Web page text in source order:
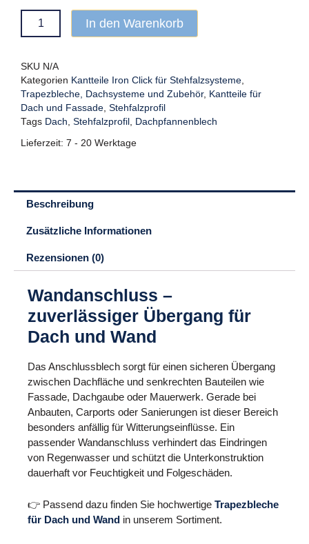
In den Warenkorb
SKU N/A
Kategorien Kantteile Iron Click für Stehfalzsysteme,
Trapezbleche, Dachsysteme und Zubehör, Kantteile für
Dach und Fassade, Stehfalzprofil
Tags Dach, Stehfalzprofil , Dachpfannenblech
Lieferzeit: 7 - 20 Werktage
Beschreibung
Zusätzliche Informationen
Rezensionen (0)
Wandanschluss –
zuverlässiger Übergang für
Dach und Wand
Das Anschlussblech sorgt für einen sicheren Übergang
zwischen Dachfläche und senkrechten Bauteilen wie
Fassade, Dachgaube oder Mauerwerk. Gerade bei
Anbauten, Carports oder Sanierungen ist dieser Bereich
besonders anfällig für Witterungseinflüsse. Ein
passender Wandanschluss verhindert das Eindringen
von Regenwasser und schützt die Unterkonstruktion
dauerhaft vor Feuchtigkeit und Folgeschäden.
👉 Passend dazu finden Sie hochwertige Trapezbleche
für Dach und Wand in unserem Sortiment.